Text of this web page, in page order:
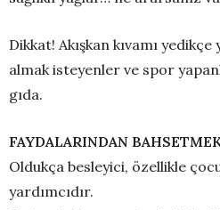
Dikkat! Akışkan kıvamı
almak isteyenler ve spor
gıda.
FAYDALARINDAN
Oldukça besleyici, özellikle
yardımcıdır.